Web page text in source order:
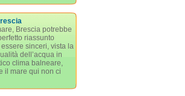
Brescia potrebbe
riassunto
essere sinceri, vista la
dell’acqua in
clima balneare,
il mare qui non ci